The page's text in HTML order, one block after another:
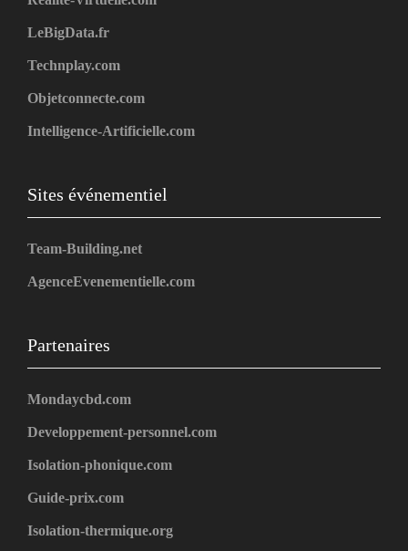
LeBigData.fr
Technplay.com
Objetconnecte.com
Intelligence-Artificielle.com
Sites événementiel
Team-Building.net
AgenceEvenementielle.com
Partenaires
Mondaycbd.com
Developpement-personnel.com
Isolation-phonique.com
Guide-prix.com
Isolation-thermique.org